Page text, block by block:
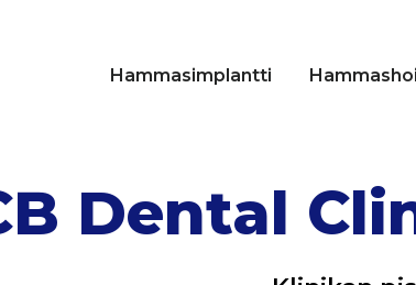
Hammasimplantti
Dental